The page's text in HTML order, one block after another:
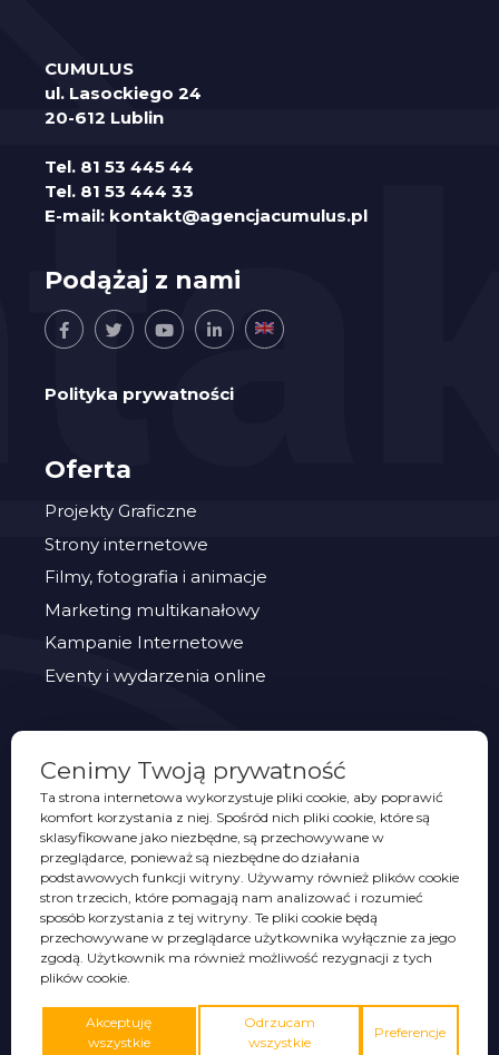
CUMULUS
ul. Lasockiego 24
20-612 Lublin
Tel. 81 53 445 44
Tel. 81 53 444 33
E-mail: kontakt@agencjacumulus.pl
Podążaj z nami
Polityka prywatności
Oferta
Projekty Graficzne
Strony internetowe
Filmy, fotografia i animacje
Marketing multikanałowy
Kampanie Internetowe
Eventy i wydarzenia online
Eventy
Identyfikacje wizualne
Opakowania
Projekty graficzne
Promocja sprzedaży
Strony WWW
Wideo
Cenimy Twoją prywatność
Ta strona internetowa wykorzystuje pliki cookie, aby poprawić
komfort korzystania z niej. Spośród nich pliki cookie, które są
sklasyfikowane jako niezbędne, są przechowywane w
przeglądarce, ponieważ są niezbędne do działania
podstawowych funkcji witryny. Używamy również plików cookie
stron trzecich, które pomagają nam analizować i rozumieć
sposób korzystania z tej witryny. Te pliki cookie będą
przechowywane w przeglądarce użytkownika wyłącznie za jego
zgodą. Użytkownik ma również możliwość rezygnacji z tych
plików cookie.
Akceptuję
wszystkie
Odrzucam
wszystkie
Preferencje